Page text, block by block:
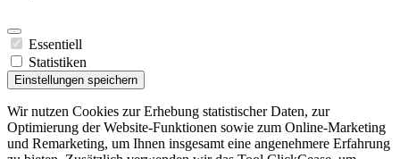
Essentiell
Statistiken
Einstellungen speichern
Wir nutzen Cookies zur Erhebung statistischer Daten, zur
Optimierung der Website-Funktionen sowie zum Online-Marketing
und Remarketing, um Ihnen insgesamt eine angenehmere Erfahrung